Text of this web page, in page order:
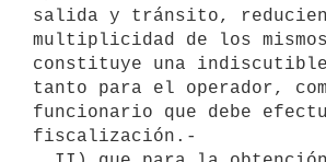
salida y tránsito,
multiplicidad de los
constituye una
tanto para el operador,
funcionario que debe
fiscalización.-